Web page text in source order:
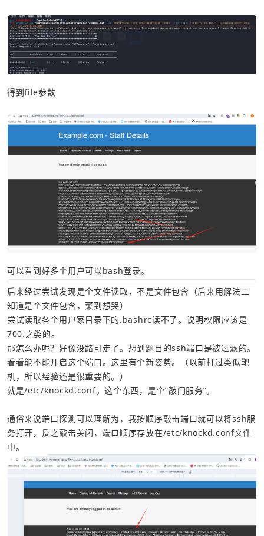
得到file参数
可以看到好多个用户可以bash登录。
后来经过尝试发现是个文件读取，不是文件包含（后来用解法二
知道是个文件包含，菜到想哭）
尝试读取各个用户家目录下的.bashrc读不了。说明权限应该是
700.之类的。
那怎么办呢？好像没路可走了。想到题目的ssh端口是被过滤的。
看看能不能开启这个端口。这里有个新姿势。（以前打过类似靶
机，所以经验还是很重要的。）
就是/etc/knockd.conf。这个东西，是个”敲门服务“。
通俗来说端口探测可以理解为，我按顺序敲击端口就可以将ssh服
务打开，反之敲击关闭，端口顺序存放在/etc/knockd.conf文件
中。